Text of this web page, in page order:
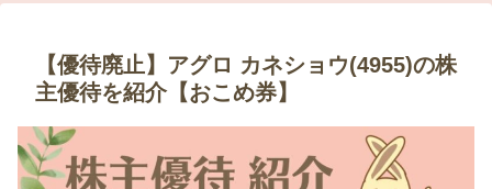
【優待廃止】アグロ カネショウ(4955)の株
主優待を紹介【おこめ券】